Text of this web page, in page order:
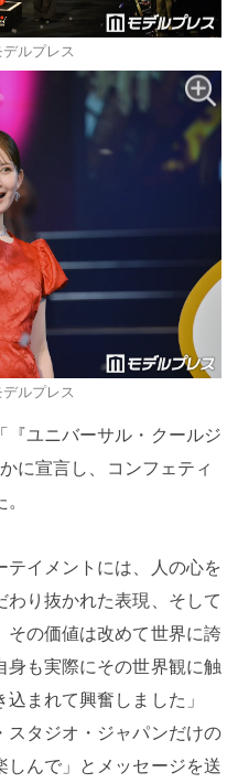
ルプレス
ルプレス
ユニバーサル・クールジ
に宣言し、コンフェティ
イメントには、人の心を
り抜かれた表現、そして
の価値は改めて世界に誇
も実際にその世界観に触
まれて興奮しました」
スタジオ・ジャパンだけの
んで」とメッセージを送